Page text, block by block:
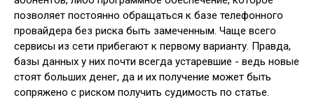
позволяет постоянно обращаться к базе телефонного
провайдера без риска быть замеченным. Чаще всего
сервисы из сети прибегают к первому варианту. Правда,
базы данных у них почти всегда устаревшие - ведь новые
стоят больших денег, да и их получение может быть
сопряжено с риском получить судимость по статье.